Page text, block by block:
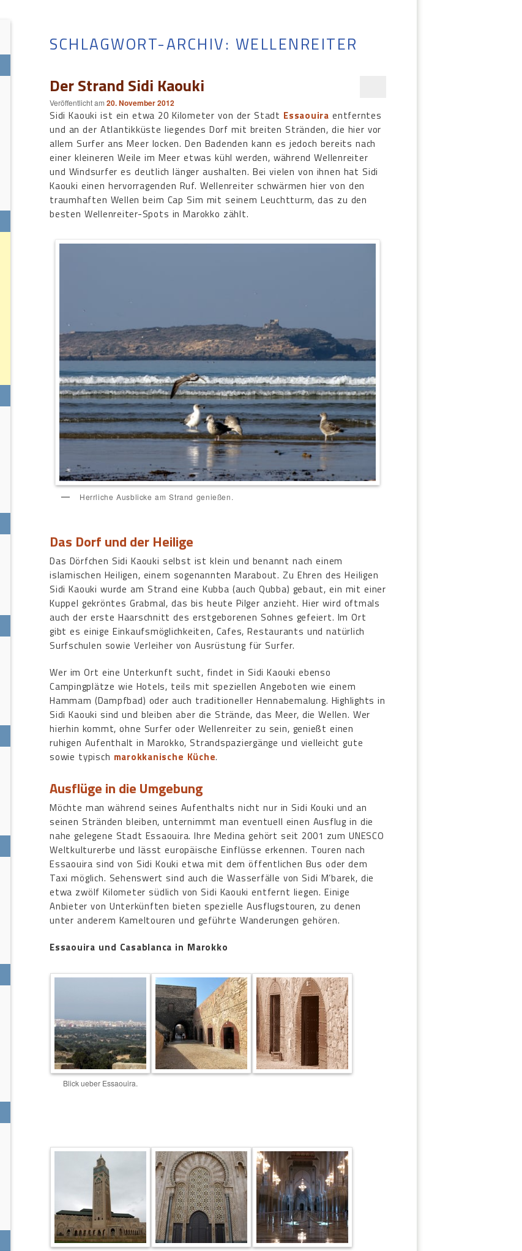
SCHLAGWORT-ARCHIV: WELLENREITER
Der Strand Sidi Kaouki
Veröffentlicht am 20. November 2012
Sidi Kaouki ist ein etwa 20 Kilometer von der Stadt Essaouira entferntes
und an der Atlantikküste liegendes Dorf mit breiten Stränden, die hier vor
allem Surfer ans Meer locken. Den Badenden kann es jedoch bereits nach
einer kleineren Weile im Meer etwas kühl werden, während Wellenreiter
und Windsurfer es deutlich länger aushalten. Bei vielen von ihnen hat Sidi
Kaouki einen hervorragenden Ruf. Wellenreiter schwärmen hier von den
traumhaften Wellen beim Cap Sim mit seinem Leuchtturm, das zu den
besten Wellenreiter-Spots in Marokko zählt.
Herrliche Ausblicke am Strand genießen.
Das Dorf und der Heilige
Das Dörfchen Sidi Kaouki selbst ist klein und benannt nach einem
islamischen Heiligen, einem sogenannten Marabout. Zu Ehren des Heiligen
Sidi Kaouki wurde am Strand eine Kubba (auch Qubba) gebaut, ein mit einer
Kuppel gekröntes Grabmal, das bis heute Pilger anzieht. Hier wird oftmals
auch der erste Haarschnitt des erstgeborenen Sohnes gefeiert. Im Ort
gibt es einige Einkaufsmöglichkeiten, Cafes, Restaurants und natürlich
Surfschulen sowie Verleiher von Ausrüstung für Surfer.
Wer im Ort eine Unterkunft sucht, findet in Sidi Kaouki ebenso
Campingplätze wie Hotels, teils mit speziellen Angeboten wie einem
Hammam (Dampfbad) oder auch traditioneller Hennabemalung. Highlights in
Sidi Kaouki sind und bleiben aber die Strände, das Meer, die Wellen. Wer
hierhin kommt, ohne Surfer oder Wellenreiter zu sein, genießt einen
ruhigen Aufenthalt in Marokko, Strandspaziergänge und vielleicht gute
sowie typisch marokkanische Küche.
Ausflüge in die Umgebung
Möchte man während seines Aufenthalts nicht nur in Sidi Kouki und an
seinen Stränden bleiben, unternimmt man eventuell einen Ausflug in die
nahe gelegene Stadt Essaouira. Ihre Medina gehört seit 2001 zum UNESCO
Weltkulturerbe und lässt europäische Einflüsse erkennen. Touren nach
Essaouira sind von Sidi Kouki etwa mit dem öffentlichen Bus oder dem
Taxi möglich. Sehenswert sind auch die Wasserfälle von Sidi M’barek, die
etwa zwölf Kilometer südlich von Sidi Kaouki entfernt liegen. Einige
Anbieter von Unterkünften bieten spezielle Ausflugstouren, zu denen
unter anderem Kameltouren und geführte Wanderungen gehören.
Essaouira und Casablanca in Marokko
Blick ueber Essaouira.